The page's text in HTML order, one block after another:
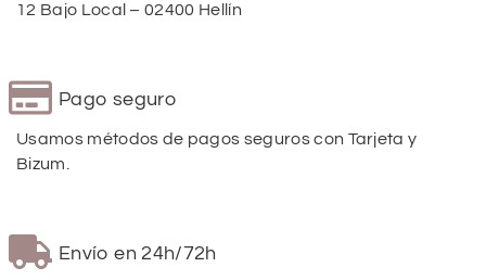
12 Bajo Local – 02400 Hellín
Pago seguro
Usamos métodos de pagos seguros con Tarjeta y
Bizum.
Envío en 24h/72h